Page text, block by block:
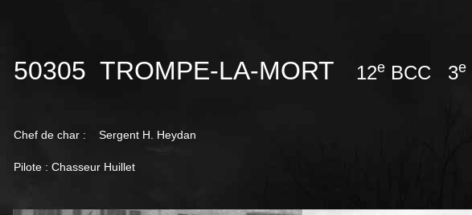
50305 TROMPE-LA-MORT 12e BCC 3e
Chef de char : Sergent H. Heydan
Pilote : Chasseur Huillet